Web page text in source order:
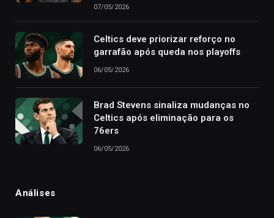
07/05/2026
Celtics deve priorizar reforço no
garrafão após queda nos playoffs
06/05/2026
Brad Stevens sinaliza mudanças no
Celtics após eliminação para os
76ers
06/05/2026
Análises